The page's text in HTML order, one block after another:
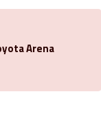
Arena